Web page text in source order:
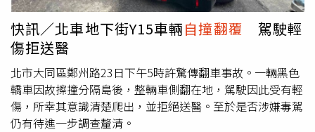
罪嫌偵辦，至於車輛為何突然失控、自撞水溝，以及確切肇
事原因與相關責任，仍有待警方進一步調查釐清。警方也藉
此提醒民眾，聚餐飲酒後千萬不要抱持「喝得比較少就能開
車」的僥倖心態，只要飲酒就應避免駕車，可改搭計程車、
大眾運輸工具或尋找未飲酒的親友接送。酒後駕車不僅可能
面臨刑事責任，一旦發生事故，更可能危及自己、乘客以及
其他用路人的生命安全。
快訊／北車地下街Y15車輛自撞翻覆 駕駛輕
傷拒送醫
北市大同區鄭州路23日下午5時許驚傳翻車事故。一輛黑色
轎車因故擦撞分隔島後，整輛車側翻在地，駕駛因此受有輕
傷，所幸其意識清楚爬出，並拒絕送醫。至於是否涉嫌毒駕
仍有待進一步調查釐清。